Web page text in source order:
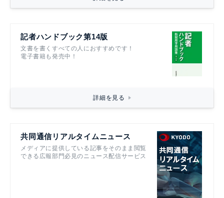
記者ハンドブック第14版
文書を書くすべての人におすすめです！
電子書籍も発売中！
詳細を見る
共同通信リアルタイムニュース
メディアに提供している記事をそのまま閲覧
できる広報部門必見のニュース配信サービス